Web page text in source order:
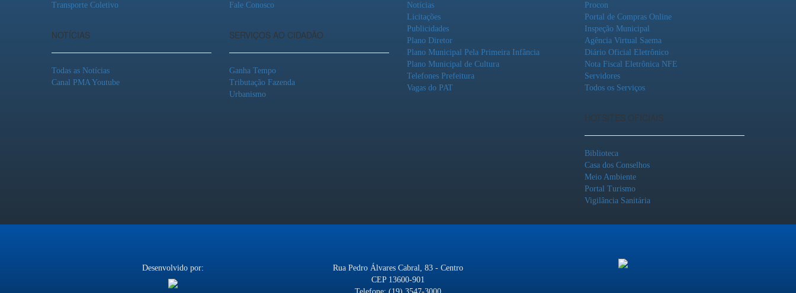
Transporte Coletivo
NOTÍCIAS
Todas as Notícias
Canal PMA Youtube
Fale Conosco
SERVIÇOS AO CIDADÃO
Ganha Tempo
Tributação Fazenda
Urbanismo
Notícias
Licitações
Publicidades
Plano Diretor
Plano Municipal Pela Primeira Infância
Plano Municipal de Cultura
Telefones Prefeitura
Vagas do PAT
Procon
Portal de Compras Online
Inspeção Municipal
Agência Virtual Saema
Diário Oficial Eletrônico
Nota Fiscal Eletrônica NFE
Servidores
Todos os Serviços
HOTSITES OFICIAIS
Biblioteca
Casa dos Conselhos
Meio Ambiente
Portal Turismo
Vigilância Sanitária
Desenvolvido por:
Rua Pedro Álvares Cabral, 83 - Centro
CEP 13600-901